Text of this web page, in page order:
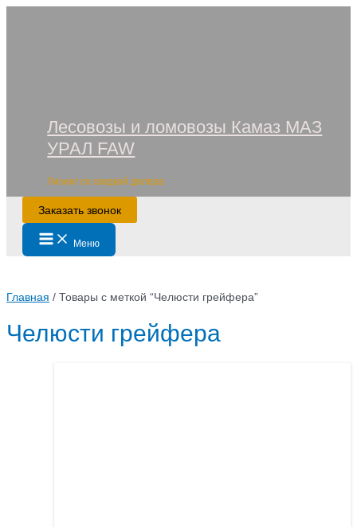
Лесовозы и ломовозы Камаз МАЗ
УРАЛ FAW
Лизинг со скидкой дилера
Заказать звонок
Main
Menu Меню
Главная / Товары с меткой “Челюсти грейфера”
Челюсти грейфера